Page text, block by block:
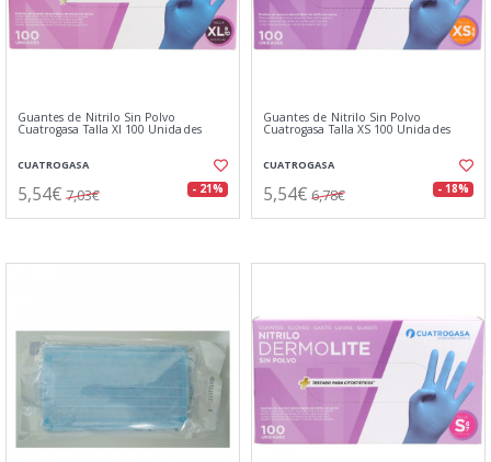
Guantes de Nitrilo Sin Polvo
Cuatrogasa Talla Xl 100 Unidades
CUATROGASA
5,54€ 7,03€ - 21%
Guantes de Nitrilo Sin Polvo
Cuatrogasa Talla XS 100 Unidades
CUATROGASA
5,54€ 6,78€ - 18%